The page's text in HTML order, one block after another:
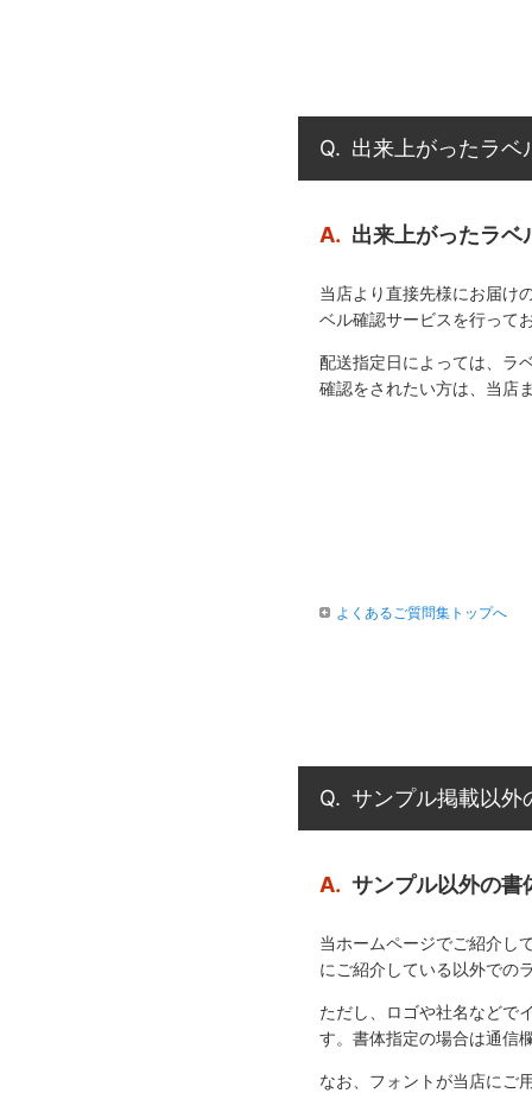
Q. 出来上がったラベ
A. 出来上がったラベ
当店より直接先様にお届け
ベル確認サービスを行って
配送指定日によっては、ラ
確認をされたい方は、当店
よくあるご質問集トップへ
Q. サンプル掲載以外
A. サンプル以外の書
当ホームページでご紹介し
にご紹介している以外での
ただし、ロゴや社名などで
す。書体指定の場合は通信
なお、フォントが当店にご